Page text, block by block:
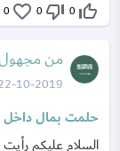
thumb_up_off_alt
0
thumb_down_off_alt
0
favorite_border
0
من مجهول
10-2019
حلمت بمال داخل